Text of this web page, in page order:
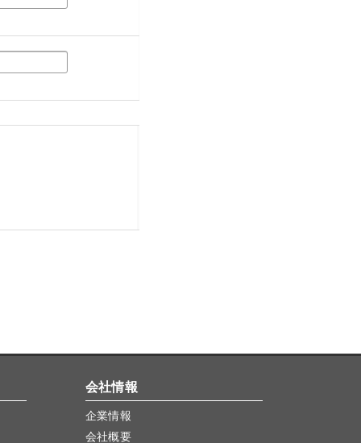
会社情報
企業情報
会社概要